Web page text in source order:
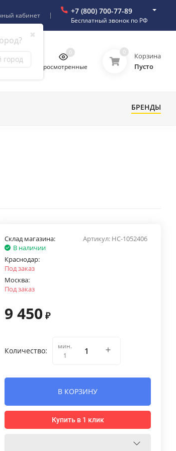
✖
город
кабинет +7 (800) 700-77-89
Бесплатный звонок по РФ
Просмотренные
0 0
Корзина
Пусто
БРЕНДЫ
Артикул: НС-1052406
Склад магазина:
В наличии
Краснодар:
Под заказ
Москва:
Под заказ
9 450 ₽
Количество:
мин.
1
В КОРЗИНУ
Купить в 1 клик